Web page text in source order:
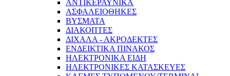
ΑΝΤΙΚΕΡΑΥΝΙΚΑ
ΑΣΦΑΛΕΙΟΘΗΚΕΣ
ΒΥΣΜΑΤΑ
ΔΙΑΚΟΠΤΕΣ
ΔΙΧΑΛΑ - ΑΚΡΟΔΕΚΤΕΣ
ΕΝΔΕΙΚΤΙΚΑ ΠΙΝΑΚΟΣ
ΗΛΕΚΤΡΟΝΙΚΑ ΕΙΔΗ
ΗΛΕΚΤΡΟΝΙΚΕΣ ΚΑΤΑΣΚΕΥΕΣ